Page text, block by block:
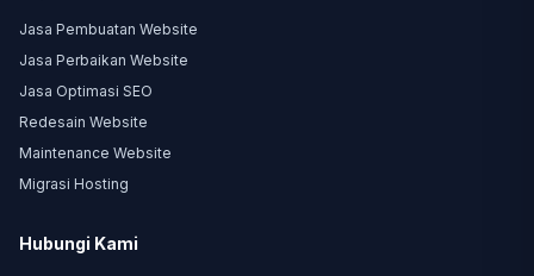
Jasa Pembuatan Website
Jasa Perbaikan Website
Jasa Optimasi SEO
Redesain Website
Maintenance Website
Migrasi Hosting
Hubungi Kami